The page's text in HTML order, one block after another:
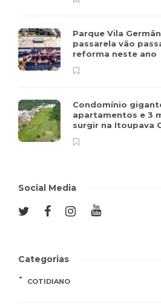
Parque Vila
passarela vão
reforma neste ano
Condomínio
apartamentos e 3
surgir na Itoupava
Social Media
Categorias
COTIDIANO